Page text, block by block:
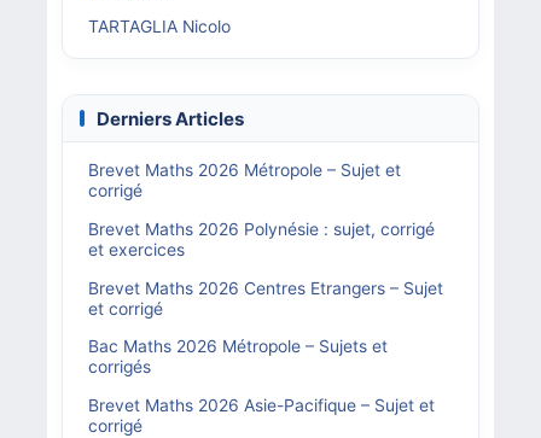
TARTAGLIA Nicolo
Derniers Articles
Brevet Maths 2026 Métropole – Sujet et
corrigé
Brevet Maths 2026 Polynésie : sujet, corrigé
et exercices
Brevet Maths 2026 Centres Etrangers – Sujet
et corrigé
Bac Maths 2026 Métropole – Sujets et
corrigés
Brevet Maths 2026 Asie-Pacifique – Sujet et
corrigé